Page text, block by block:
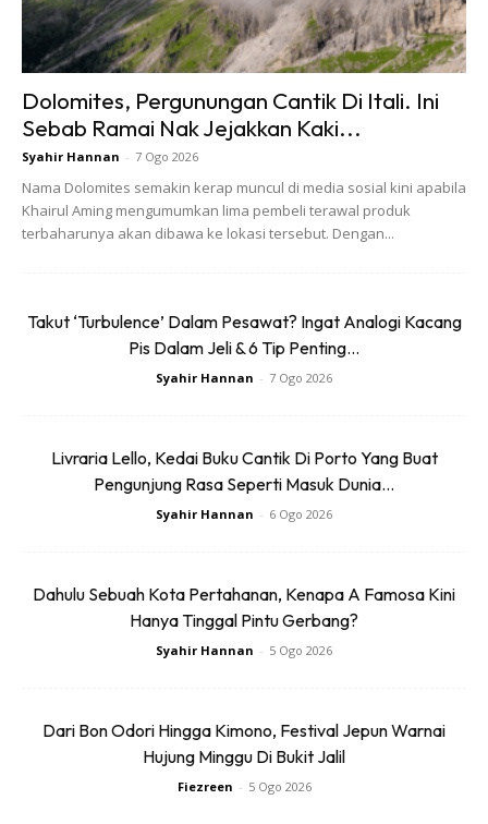
Dolomites, Pergunungan Cantik Di Itali. Ini
Sebab Ramai Nak Jejakkan Kaki...
Syahir Hannan - 7 Ogo 2026
Nama Dolomites semakin kerap muncul di media sosial kini apabila
Khairul Aming mengumumkan lima pembeli terawal produk
terbaharunya akan dibawa ke lokasi tersebut. Dengan...
Takut ‘Turbulence’ Dalam Pesawat? Ingat Analogi Kacang
Pis Dalam Jeli & 6 Tip Penting...
Syahir Hannan - 7 Ogo 2026
Livraria Lello, Kedai Buku Cantik Di Porto Yang Buat
Pengunjung Rasa Seperti Masuk Dunia...
Syahir Hannan - 6 Ogo 2026
Dahulu Sebuah Kota Pertahanan, Kenapa A Famosa Kini
Hanya Tinggal Pintu Gerbang?
Syahir Hannan - 5 Ogo 2026
Dari Bon Odori Hingga Kimono, Festival Jepun Warnai
Hujung Minggu Di Bukit Jalil
Fiezreen - 5 Ogo 2026